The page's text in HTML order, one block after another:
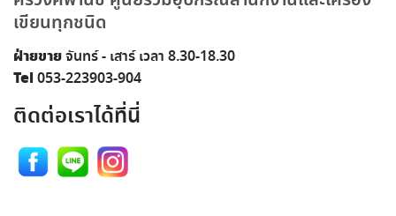
เขียนทุกชนิด
ฝ่ายขายจันทร์ - เสาร์ เวลา 8.30-18.30
Tel053-223903-904
ติดต่อเราได้ที่นี่